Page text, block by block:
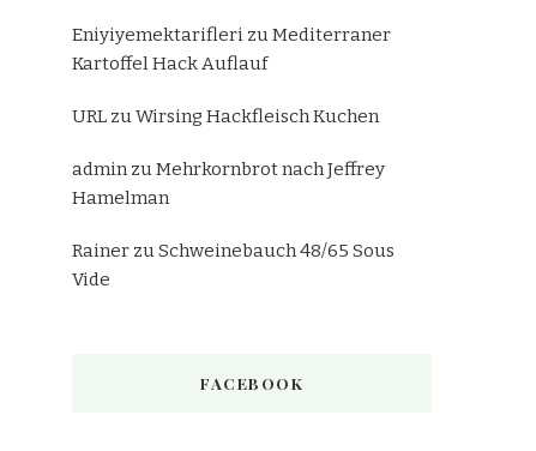
Eniyiyemektarifleri zuMediterraner
Kartoffel Hack Auflauf
URL zuWirsing Hackfleisch Kuchen
adminzuMehrkornbrot nach Jeffrey
Hamelman
Rainer zuSchweinebauch 48/65 Sous
Vide
FACEBOOK